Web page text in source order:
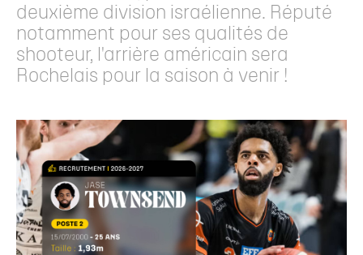
deuxième division israélienne. Réputé
notamment pour ses qualités de
shooteur, l'arrière américain sera
Rochelais pour la saison à venir !